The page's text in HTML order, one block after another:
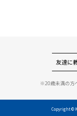
友達に
※20歳未満の方
Copyright ©